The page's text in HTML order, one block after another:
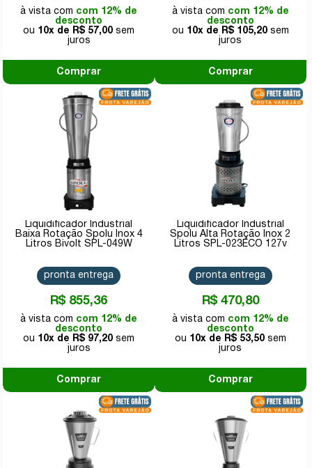
com 12% de
desconto
10x de
R$ 57,00
Comprar
com 12% de
desconto
10x de
R$ 105,20
Comprar
Liquidificador Industrial
Baixa Rotação Spolu Inox 4
Litros Bivolt SPL-049W
R$ 855,36
com 12% de
desconto
10x de
R$ 97,20
pronta entrega
Comprar
Liquidificador Industrial
Spolu Alta Rotação Inox 2
Litros SPL-023ECO 127v
R$ 470,80
com 12% de
desconto
10x de
R$ 53,50
pronta entrega
Comprar